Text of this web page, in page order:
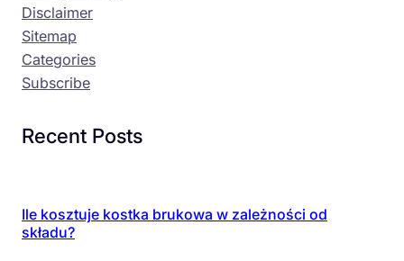
Disclaimer
Sitemap
Categories
Subscribe
Recent Posts
Ile kosztuje kostka brukowa w zależności od
składu?